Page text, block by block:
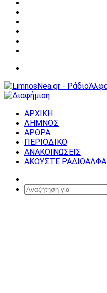
ΑΡΧΙΚΗ
ΛΗΜΝΟΣ
ΑΡΘΡΑ
ΠΕΡΙΟΔΙΚΟ
ΑΝΑΚΟΙΝΩΣΕΙΣ
ΑΚΟΥΣΤΕ ΡΑΔΙΟΑΛΦΑ
Article